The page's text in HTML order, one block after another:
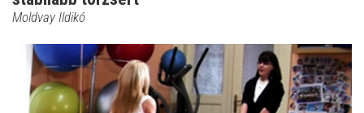
Moldvay Ildikó